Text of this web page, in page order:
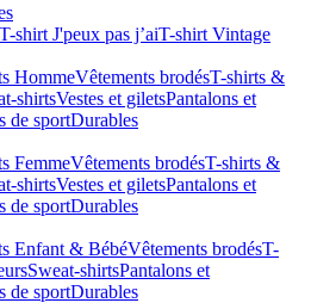
T-shirt J'peux pas j’aiT-shirt Vintage
HommeVêtements brodésT-shirts &
shirtsVestes et giletsPantalons et
de sportDurables
FemmeVêtements brodésT-shirts &
shirtsVestes et giletsPantalons et
de sportDurables
Enfant & BébéVêtements brodésT-
Sweat-shirtsPantalons et
de sportDurables